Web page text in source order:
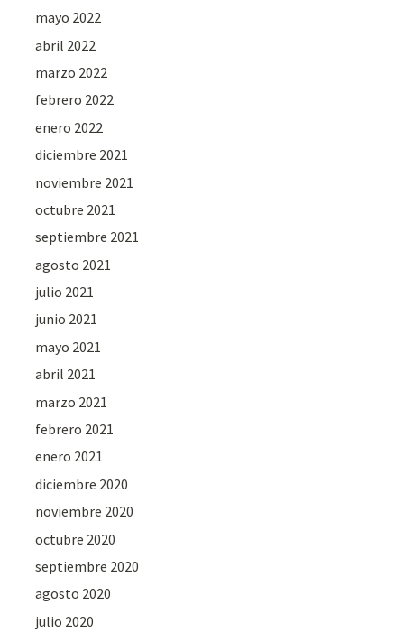
mayo 2022
abril 2022
marzo 2022
febrero 2022
enero 2022
diciembre 2021
noviembre 2021
octubre 2021
septiembre 2021
agosto 2021
julio 2021
junio 2021
mayo 2021
abril 2021
marzo 2021
febrero 2021
enero 2021
diciembre 2020
noviembre 2020
octubre 2020
septiembre 2020
agosto 2020
julio 2020